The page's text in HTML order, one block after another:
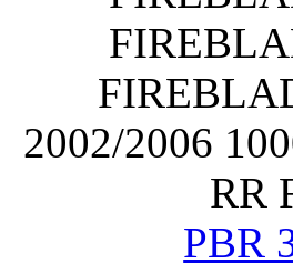
2002/2006
RR
PBR